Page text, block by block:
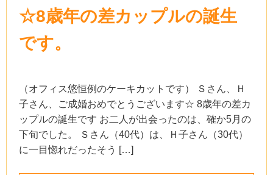
☆8歳年の差カップルの誕生
です。
（オフィス悠恒例のケーキカットです） Ｓさん、Ｈ
子さん、ご成婚おめでとうございます☆ 8歳年の差カ
ップルの誕生です お二人が出会ったのは、確か5月の
下旬でした。 Ｓさん（40代）は、Ｈ子さん（30代）
に一目惚れだったそう […]